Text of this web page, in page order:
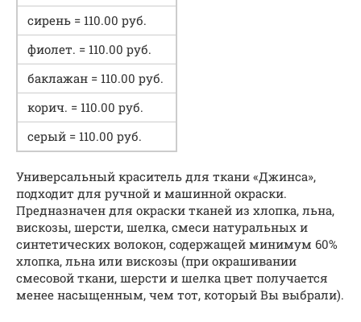
сирень = 110.00 руб.
фиолет. = 110.00 руб.
баклажан = 110.00 руб.
корич. = 110.00 руб.
серый = 110.00 руб.
Универсальный краситель для ткани «Джинса»,
подходит для ручной и машинной окраски.
Предназначен для окраски тканей из хлопка, льна,
вискозы, шерсти, шелка, смеси натуральных и
синтетических волокон, содержащей минимум 60%
хлопка, льна или вискозы (при окрашивании
смесовой ткани, шерсти и шелка цвет получается
менее насыщенным, чем тот, который Вы выбрали).